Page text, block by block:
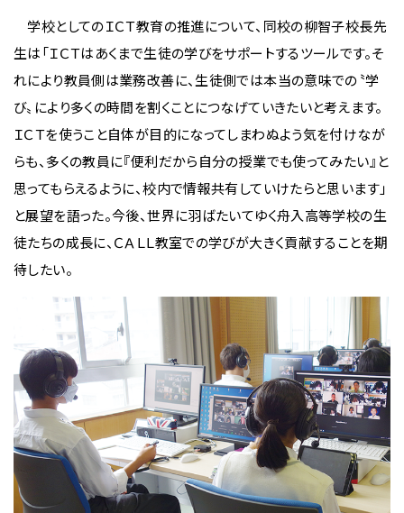
学校としてのＩＣＴ教育の推進について、同校の柳智子校長先
生は「ＩＣＴはあくまで生徒の学びをサポートするツールです。そ
れにより教員側は業務改善に、生徒側では本当の意味での〝学
び〟により多くの時間を割くことにつなげていきたいと考えます。
ＩＣＴを使うこと自体が目的になってしまわぬよう気を付けなが
らも、多くの教員に『便利だから自分の授業でも使ってみたい』と
思ってもらえるように、校内で情報共有していけたらと思います」
と展望を語った。今後、世界に羽ばたいてゆく舟入高等学校の生
徒たちの成長に、ＣＡＬＬ教室での学びが大きく貢献することを期
待したい。